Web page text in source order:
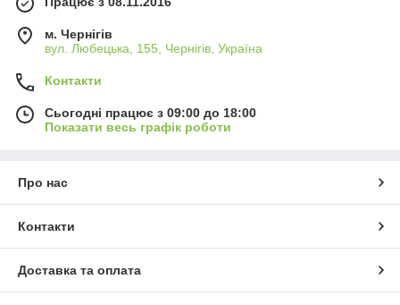
м. Чернігів
вул. Любецька, 155, Чернігів, Україна
Контакти
Сьогодні працює з 09:00 до 18:00
Показати весь графік роботи
Про нас
Контакти
Доставка та оплата